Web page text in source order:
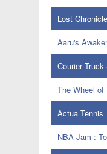
Lost
Aaru's
Courier
The Wheel of
Actua Tennis
NBA Jam :